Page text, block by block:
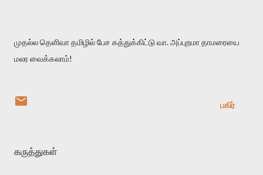
முதல்ல தெளிவா தமிழில் பேச கத்துக்கிட்டு வா. அப்புறமா தாமரையை
மலர வைக்கலாம்!
பகிர்
கருத்துகள்